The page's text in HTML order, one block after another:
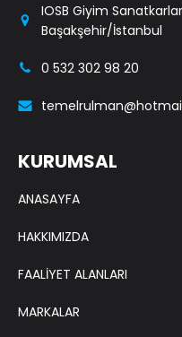
IOSB Giyim
Başakşehir/İstanbul
0 532 302 98 20
KURUMSAL
ANASAYFA
HAKKIMIZDA
FAALİYET ALANLARI
MARKALAR